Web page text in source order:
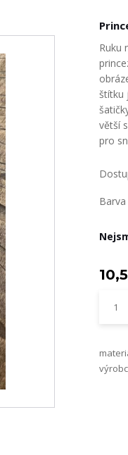
Ruku
štítku
větší
pro
Barva